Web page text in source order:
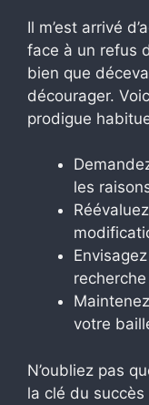
Il m’est arrivé
face à un refus
bien que
décourager.
prodigue
les
recherche
votre
N’oubliez pas
la clé du succès